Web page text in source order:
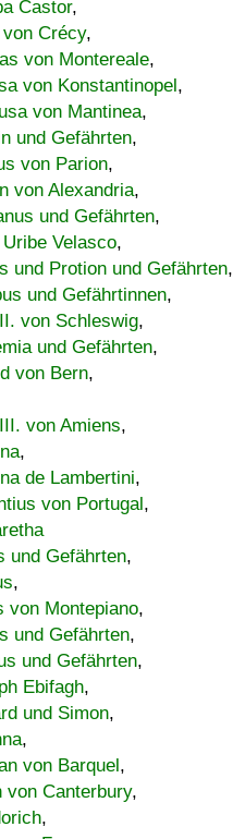
Castor,
Crécy,
von Montereale,
von Konstantinopel,
von Mantinea,
und Gefährten,
von Parion,
von Alexandria,
und Gefährten,
Velasco,
und Protion und Gefährten,
und Gefährtinnen,
von Schleswig,
und Gefährten,
von Bern,
von Amiens,
,
de Lambertini,
von Portugal,
und Gefährten,
,
von Montepiano,
und Gefährten,
und Gefährten,
Ebifagh,
und Simon,
,
von Barquel,
von Canterbury,
,